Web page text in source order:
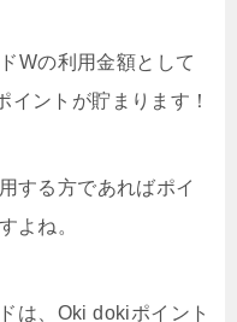
Wの利用金額として
ントが貯まります！
する方であればポイ
よね。
は、Oki dokiポイント